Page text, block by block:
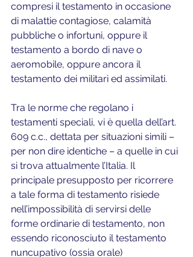
compresi il testamento in occasione
di malattie contagiose, calamità
pubbliche o infortuni, oppure il
testamento a bordo di nave o
aeromobile, oppure ancora il
testamento dei militari ed assimilati.
Tra le norme che regolano i
testamenti speciali, vi è quella dell’art.
609 c.c., dettata per situazioni simili –
per non dire identiche – a quelle in cui
si trova attualmente l’Italia. Il
principale presupposto per ricorrere
a tale forma di testamento risiede
nell’impossibilità di servirsi delle
forme ordinarie di testamento, non
essendo riconosciuto il testamento
nuncupativo (ossia orale)